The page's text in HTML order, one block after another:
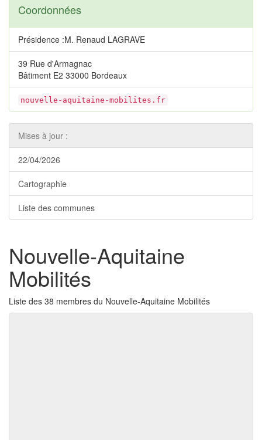
Coordonnées
Présidence :M. Renaud LAGRAVE
39 Rue d'Armagnac
Bâtiment E2 33000 Bordeaux
nouvelle-aquitaine-mobilites.fr
Mises à jour :
22/04/2026
Cartographie
Liste des communes
Nouvelle-Aquitaine
Mobilités
Liste des 38 membres du Nouvelle-Aquitaine Mobilités